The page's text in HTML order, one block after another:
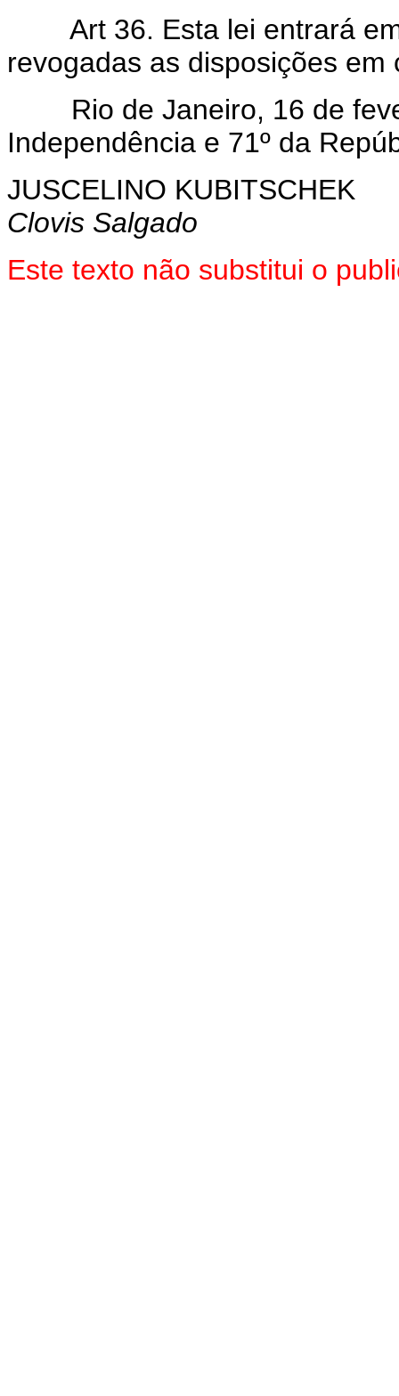
Art 36. Esta lei entrará
revogadas as disposições em
Rio de Janeiro, 16 de
Independência e 71º da
JUSCELINO KUBITSCHEK
Clovis Salgado
Este texto não substitui o